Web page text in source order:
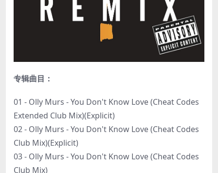
专辑曲目：
01 - Olly Murs - You Don't Know Love (Cheat Codes
Extended Club Mix)(Explicit)
02 - Olly Murs - You Don't Know Love (Cheat Codes
Club Mix)(Explicit)
03 - Olly Murs - You Don't Know Love (Cheat Codes
Club Mix)